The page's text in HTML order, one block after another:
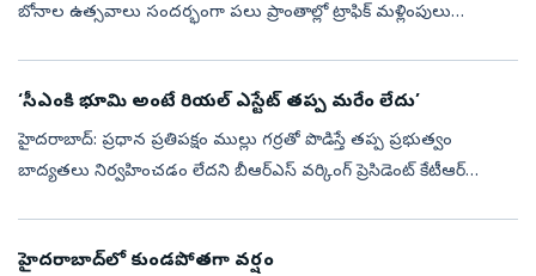
బోనాల ఉత్సవాలు సందర్భంగా పలు ప్రాంతాల్లో ట్రాఫిక్ మళ్లింపులు
‘సీఎంకి భూమి అంటే రియల్‌ ఎస్టేట్‌ తప్ప మరేం లేదు’
హైదరాబాద్‌: ప్రధాన ప్రతిపక్షం ముల్లు గర్రతో పొడిస్తే తప్ప ప్రభుత్వం
బాద్యతలు నిర్వహించడం లేదని బీఆర్‌ఎస్‌ వర్కింగ్‌ ప్రెసిడెంట్‌ కేటీఆర్‌
హైదరాబాద్‌లో కుండపోతగా వర్షం